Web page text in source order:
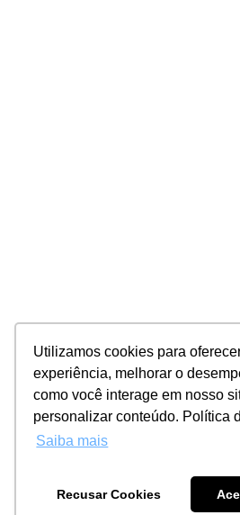
Utilizamos cookies para
experiência, melhorar o
como você interage em nosso
personalizar conteúdo. Política
Saiba mais
Recusar Cookies